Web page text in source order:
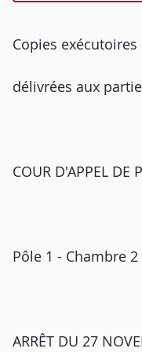
Copies exécutoires
délivrées aux
COUR D'APPEL DE
Pôle 1 - Chambre 2
ARRÊT DU 27